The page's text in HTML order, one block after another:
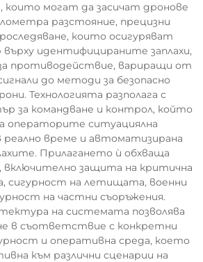
които могат да засичат дронове
разстояние, прецизни
които осигуряват
върху идентифицираните заплахи,
противодействие, вариращи от
до методи за безопасно
Технологията разполага с
за командване и контрол, който
операторите ситуациялна
време и автоматизирана
Прилагането ѝ обхваща
включително защита на критична
сигурност на летищата, военни
на частни съоръжения.
на системата позволява
в съответствие с конкретни
и оперативна среда, което
към различни сценарии на